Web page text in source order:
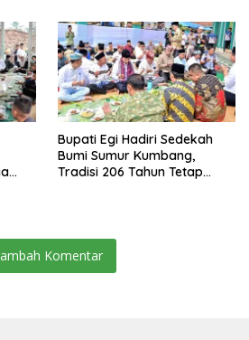
Bupati Egi Hadiri Sedekah
Bumi Sumur Kumbang,
Tradisi 206 Tahun Tetap
Komentar